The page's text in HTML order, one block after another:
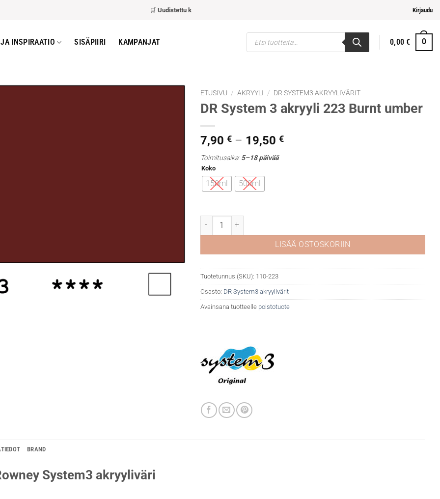
Uudistettu kassa Kirjaudu
INSPIRAATIO SISÄPIIRI KAMPANJAT
Products
search
0,00€ 0
ETUSIVU / AKRYYLI / DR SYSTEM3 AKRYYLIVÄRIT
DR System 3 akryyli 223 Burnt umber
7,90 € – 19,50 €Hintaluokka:
Toimitusaika:5–18 päivää
Koko
150ml 500ml
DR System 3 akryyli 223 Burnt umber määrä
LISÄÄ OSTOSKORIIN
Tuotetunnus (SKU): 110-223
Osasto: DR System3 akryylivärit
Avainsana tuotteelle poistotuote
BRAND
System3 akryyliväri